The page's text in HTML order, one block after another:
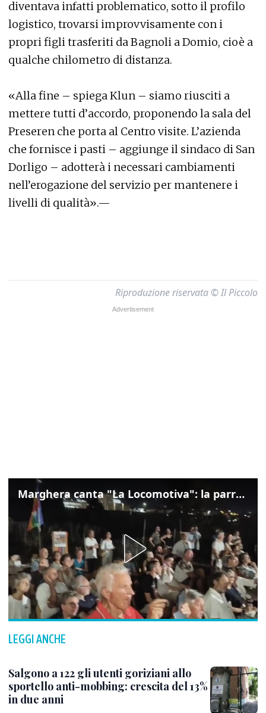
diventava infatti problematico, sotto il profilo
logistico, trovarsi improvvisamente con i
propri figli trasferiti da Bagnoli a Domio, cioè a
qualche chilometro di distanza.
«Alla fine – spiega Klun – siamo riusciti a
mettere tutti d’accordo, proponendo la sala del
Preseren che porta al Centro visite. L’azienda
che fornisce i pasti – aggiunge il sindaco di San
Dorligo – adotterà i necessari cambiamenti
nell’erogazione del servizio per mantenere i
livelli di qualità».—
Riproduzione riservata © Il Piccolo
Marghera canta "La Locomotiva": la parrocchia della Cita ricorda Guccini
LEGGI ANCHE
Salgono a 122 gli utenti goriziani allo
sportello anti-mobbing: crescita del 13%
in due anni